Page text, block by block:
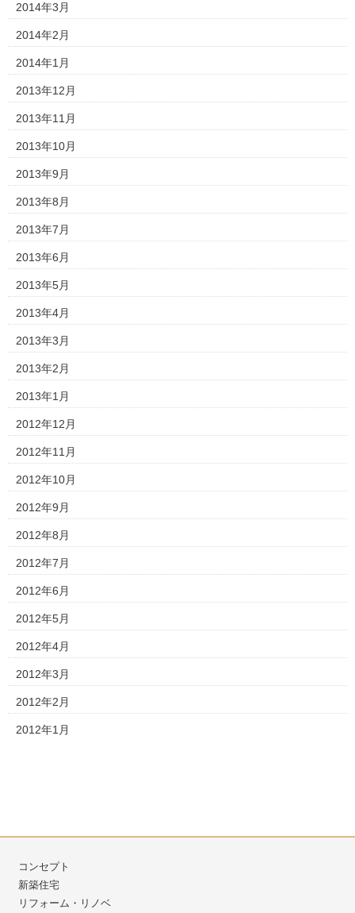
2014年3月
2014年2月
2014年1月
2013年12月
2013年11月
2013年10月
2013年9月
2013年8月
2013年7月
2013年6月
2013年5月
2013年4月
2013年3月
2013年2月
2013年1月
2012年12月
2012年11月
2012年10月
2012年9月
2012年8月
2012年7月
2012年6月
2012年5月
2012年4月
2012年3月
2012年2月
2012年1月
コンセプト
新築住宅
リフォーム・リノベ